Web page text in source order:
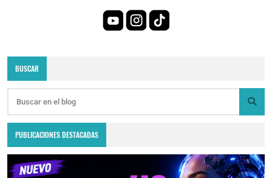
BUSCAR
PUBLICACIONES DESTACADAS